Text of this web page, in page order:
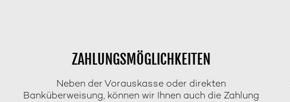
ZAHLUNGSMÖGLICHKEITEN
Neben der Vorauskasse oder direkten
Banküberweisung, können wir Ihnen auch die Zahlung